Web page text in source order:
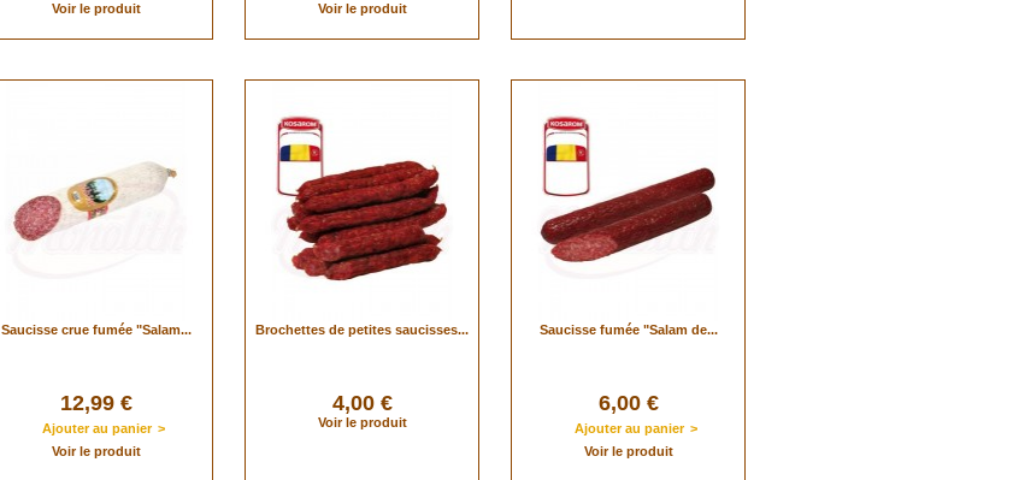
Voir le produit
Voir le produit
Saucisse crue fumée "Salam...
12,99 €
Ajouter au panier >
Voir le produit
Brochettes de petites saucisses...
4,00 €
Voir le produit
Saucisse fumée "Salam de...
6,00 €
Ajouter au panier >
Voir le produit